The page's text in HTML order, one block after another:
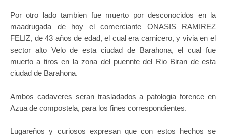
Por otro lado tambien fue muerto por desconocidos en la
maadrugada de hoy el comerciante ONASIS RAMIREZ
FELIZ, de 43 años de edad, el cual era carnicero, y vivia en el
sector alto Velo de esta ciudad de Barahona, el cual fue
muerto a tiros en la zona del puennte del Rio Biran de esta
ciudad de Barahona.
Ambos cadaveres seran trasladados a patologia forence en
Azua de compostela, para los fines correspondientes.
Lugareños y curiosos expresan que con estos hechos se